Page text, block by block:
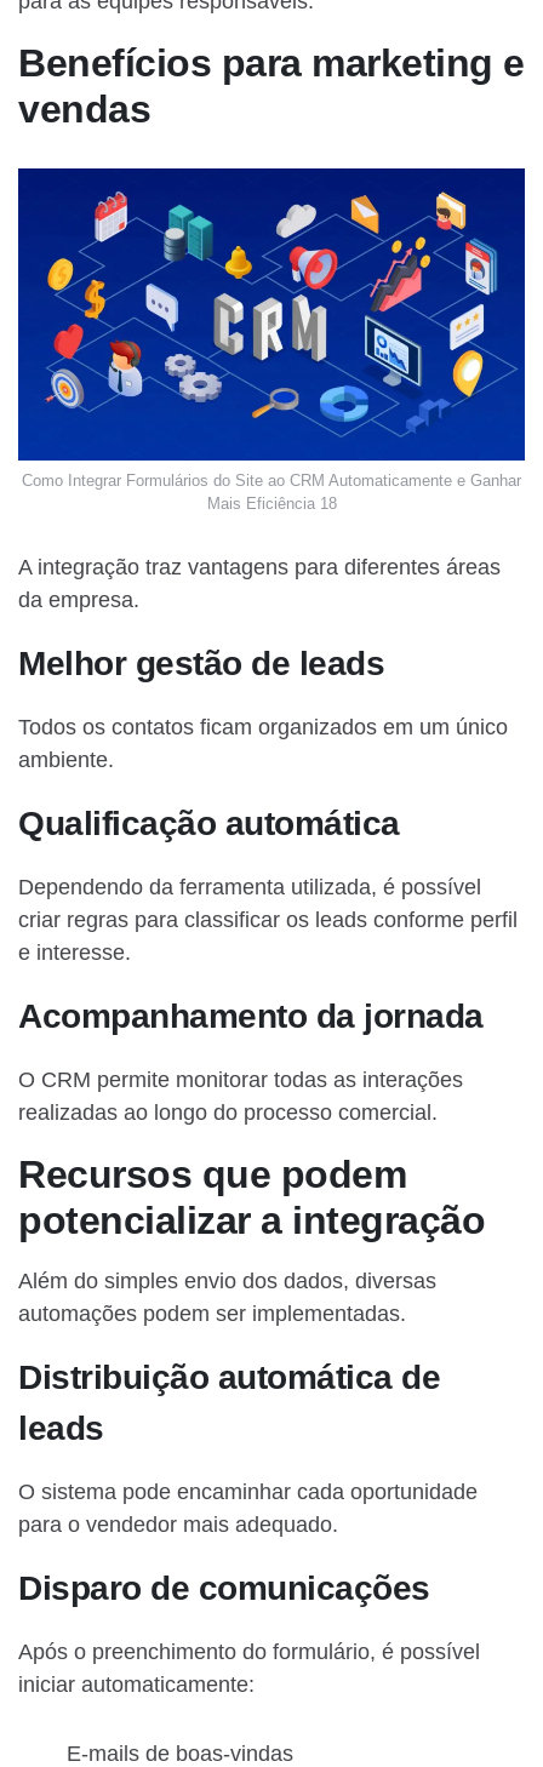
Benefícios para marketing e
vendas
Como Integrar Formulários do Site ao CRM Automaticamente e Ganhar
Mais Eficiência 18
A integração traz vantagens para diferentes áreas
da empresa.
Melhor gestão de leads
Todos os contatos ficam organizados em um único
ambiente.
Qualificação automática
Dependendo da ferramenta utilizada, é possível
criar regras para classificar os leads conforme perfil
e interesse.
Acompanhamento da jornada
O CRM permite monitorar todas as interações
realizadas ao longo do processo comercial.
Recursos que podem
potencializar a integração
Além do simples envio dos dados, diversas
automações podem ser implementadas.
Distribuição automática de
leads
O sistema pode encaminhar cada oportunidade
para o vendedor mais adequado.
Disparo de comunicações
Após o preenchimento do formulário, é possível
iniciar automaticamente:
E-mails de boas-vindas